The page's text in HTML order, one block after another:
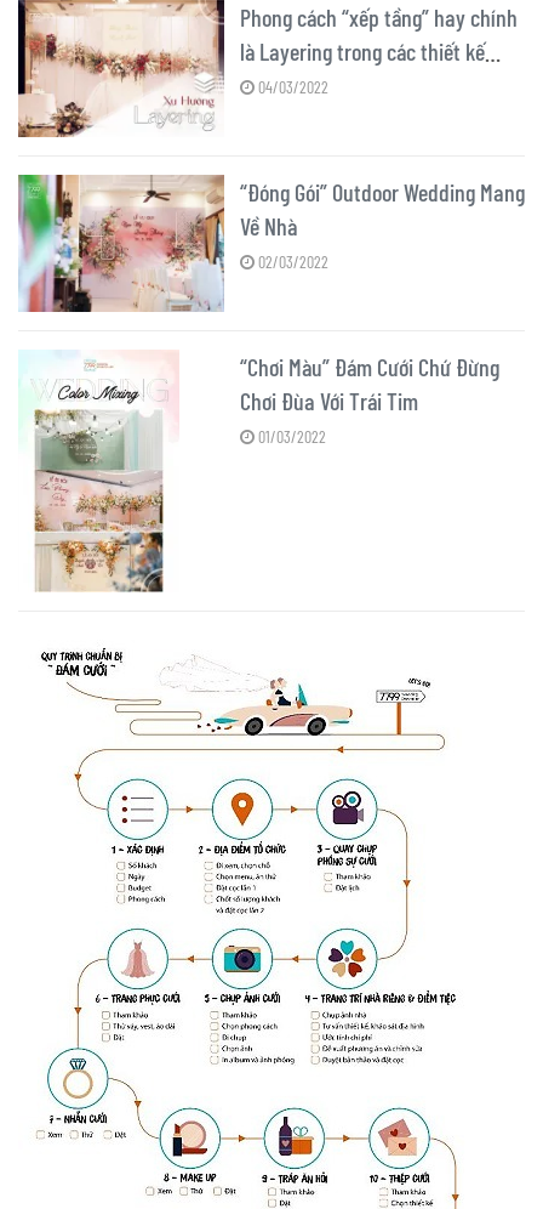
Phong cách “xếp tầng” hay chính
là Layering trong các thiết kế
trang trí tiệc cưới tư gia và trang
04/03/2022
“Đóng Gói” Outdoor Wedding Mang
Về Nhà
02/03/2022
“Chơi Màu” Đám Cưới Chứ Đừng
Chơi Đùa Với Trái Tim
01/03/2022